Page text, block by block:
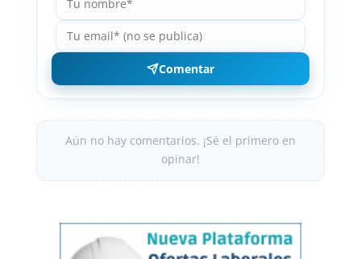
Comentar
Aún no hay comentarios. ¡Sé el primero en
opinar!